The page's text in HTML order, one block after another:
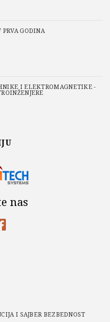
GODINA
I ELEKTROMAGNETIKE -
nas
I SAJBER BEZBEDNOST